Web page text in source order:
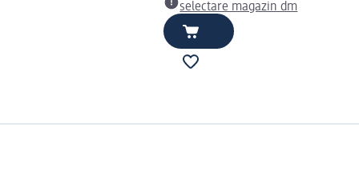
selectare magazin dm